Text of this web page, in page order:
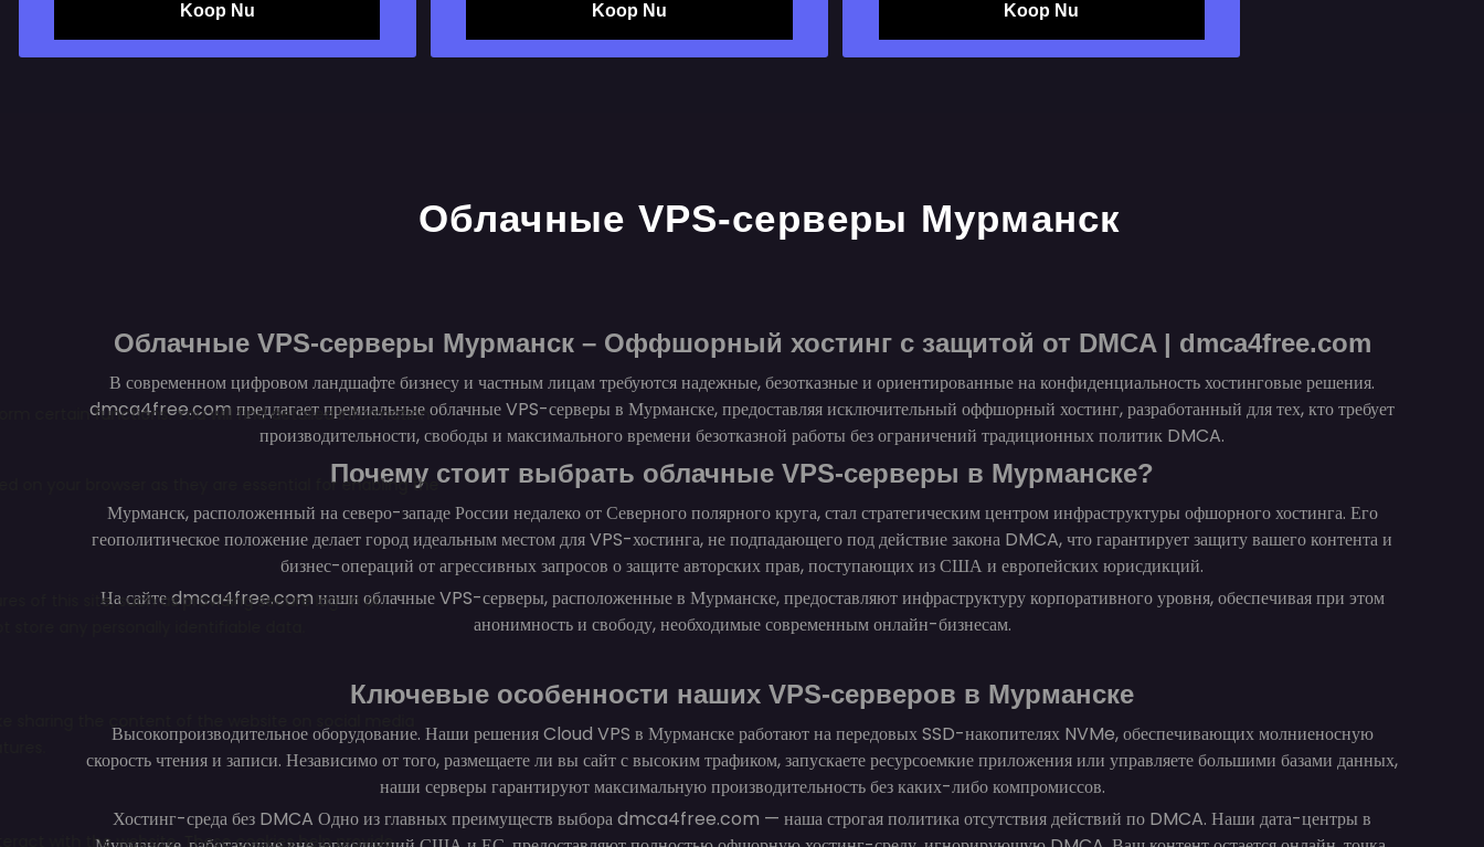
Koop Nu Koop Nu Koop Nu
Облачные VPS-серверы Мурманск – Оффшорный хостинг с защитой от DMCA | dmca4free.com
В современном цифровом ландшафте бизнесу и частным лицам требуются надежные, безотказные и ориентированные на конфиденциальность хостинговые решения.
dmca4free.com предлагает премиальные облачные VPS-серверы в Мурманске, предоставляя исключительный оффшорный хостинг, разработанный для тех, кто требует
производительности, свободы и максимального времени безотказной работы без ограничений традиционных политик DMCA.
Почему стоит выбрать облачные VPS-серверы в Мурманске?
Мурманск, расположенный на северо-западе России недалеко от Северного полярного круга, стал стратегическим центром инфраструктуры офшорного хостинга. Его
геополитическое положение делает город идеальным местом для VPS-хостинга, не подпадающего под действие закона DMCA, что гарантирует защиту вашего контента и
бизнес-операций от агрессивных запросов о защите авторских прав, поступающих из США и европейских юрисдикций.
На сайте dmca4free.com наши облачные VPS-серверы, расположенные в Мурманске, предоставляют инфраструктуру корпоративного уровня, обеспечивая при этом
анонимность и свободу, необходимые современным онлайн-бизнесам.
Ключевые особенности наших VPS-серверов в Мурманске
Высокопроизводительное оборудование. Наши решения Cloud VPS в Мурманске работают на передовых SSD-накопителях NVMe, обеспечивающих молниеносную
скорость чтения и записи. Независимо от того, размещаете ли вы сайт с высоким трафиком, запускаете ресурсоемкие приложения или управляете большими базами данных,
наши серверы гарантируют максимальную производительность без каких-либо компромиссов.
Хостинг-среда без DMCA Одно из главных преимуществ выбора dmca4free.com — наша строгая политика отсутствия действий по DMCA. Наши дата-центры в